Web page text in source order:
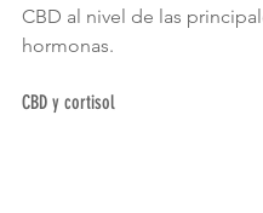
CBD al nivel de las
hormonas.
CBD y cortisol